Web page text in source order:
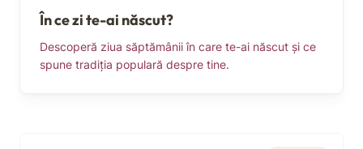
În ce zi te-ai născut?
Descoperă ziua săptămânii în care te-ai născut și ce
spune tradiția populară despre tine.